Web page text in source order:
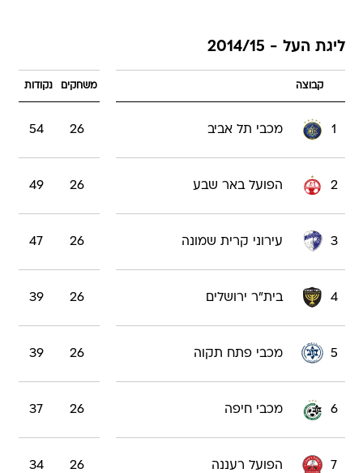
ליגת העל - 2014/15
קבוצה משחקים נקודות
1 מכבי תל אביב 26
54
2 הפועל באר שבע 26
49
3 עירוני קרית שמונה 26
47
4 בית"ר ירושלים 26
39
5 מכבי פתח תקוה 26
39
6 מכבי חיפה 26
37
7 הפועל רעננה 26
34